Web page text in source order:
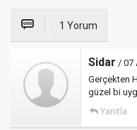
1 Yorum
Sidar / 07
Gerçekten
güzel bi
Yanıtla